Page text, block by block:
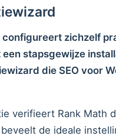
configureert zichzelf
een stapsgewijze
die SEO voor
verifieert Rank Math
de ideale